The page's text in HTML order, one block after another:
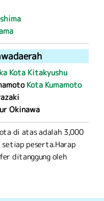
daerah
Kota Kitakyushu
Kota Kumamoto
Okinawa
di atas adalah 3,000
setiap peserta.Harap
ditanggung oleh